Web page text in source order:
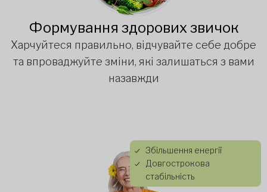
Формування здорових звичок
Харчуйтеся правильно, відчувайте себе добре
та впроваджуйте зміни, які залишаться з вами
назавжди
Збільшення енергії
Довгострокова
стабільність